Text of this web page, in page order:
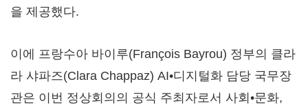
을 제공했다.
이에 프랑수아 바이루(François Bayrou) 정부의 클라
라 샤파즈(Clara Chappaz) AI•디지털화 담당 국무장
관은 이번 정상회의의 공식 주최자로서 사회•문화,